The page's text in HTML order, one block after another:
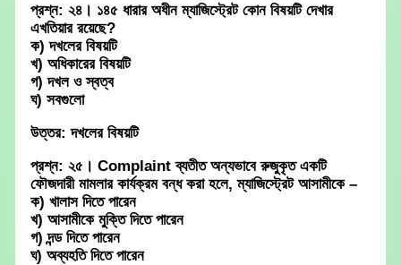
প্রশ্ন: ২৪। ১৪৫ ধারার অধীন ম্যাজিস্ট্রেট কোন বিষয়টি দেখার
এখতিয়ার রয়েছে?
ক) দখলের বিষয়টি
খ) অধিকারের বিষয়টি
গ) দখল ও স্বত্ব
ঘ) সবগুলো
উত্তর: দখলের বিষয়টি
প্রশ্ন: ২৫। Complaint ব্যতীত অন্যভাবে রুজুকৃত একটি
ফৌজদারী মামলার কার্যক্রম বন্ধ করা হলে, ম্যাজিস্ট্রেট আসামীকে –
ক) খালাস দিতে পারেন
খ) আসামীকে মুক্তি দিতে পারেন
গ) দন্ড দিতে পারেন
ঘ) অব্যহতি দিতে পারেন